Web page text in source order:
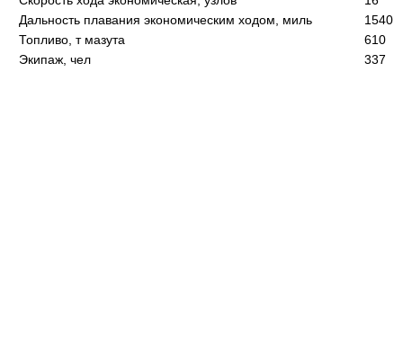
Дальность плавания экономическим ходом, миль
1540
Топливо, т мазута
610
Экипаж, чел
337